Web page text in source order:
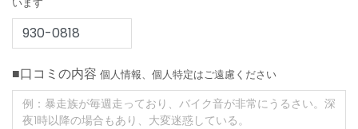
■口コミの内容 個人情報、個人特定はご遠慮ください